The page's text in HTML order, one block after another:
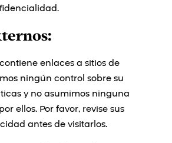
enlaces a sitios de
ningún control sobre su
y no asumimos ninguna
ellos. Por favor, revise sus
antes de visitarlos.